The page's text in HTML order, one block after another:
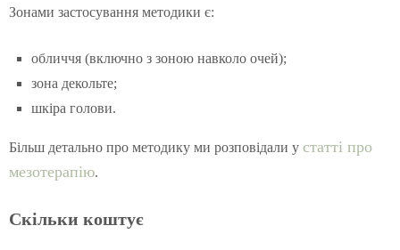
Зонами застосування методики є:
обличчя (включно з зоною навколо очей);
зона декольте;
шкіра голови.
Більш детально про методику ми розповідали у статті про
мезотерапію.
Скільки коштує